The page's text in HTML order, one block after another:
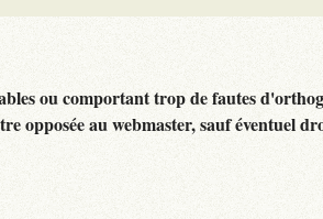
ou comportant trop de fautes
opposée au webmaster, sauf éventuel